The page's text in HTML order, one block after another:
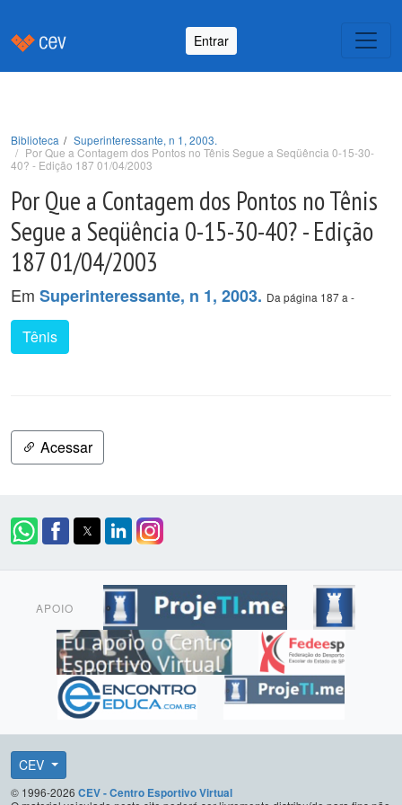
Entrar
Biblioteca
Superinteressante, n 1, 2003.
Por Que a Contagem dos Pontos no Tênis Segue a Seqüência 0-15-30-
40? - Edição 187 01/04/2003
Por Que a Contagem dos Pontos no Tênis
Segue a Seqüência 0-15-30-40? - Edição
187 01/04/2003
Em Superinteressante, n 1, 2003. Da página 187 a -
Tênis
Acessar
APOIO
CEV
© 1996-2026 CEV - Centro Esportivo Virtual